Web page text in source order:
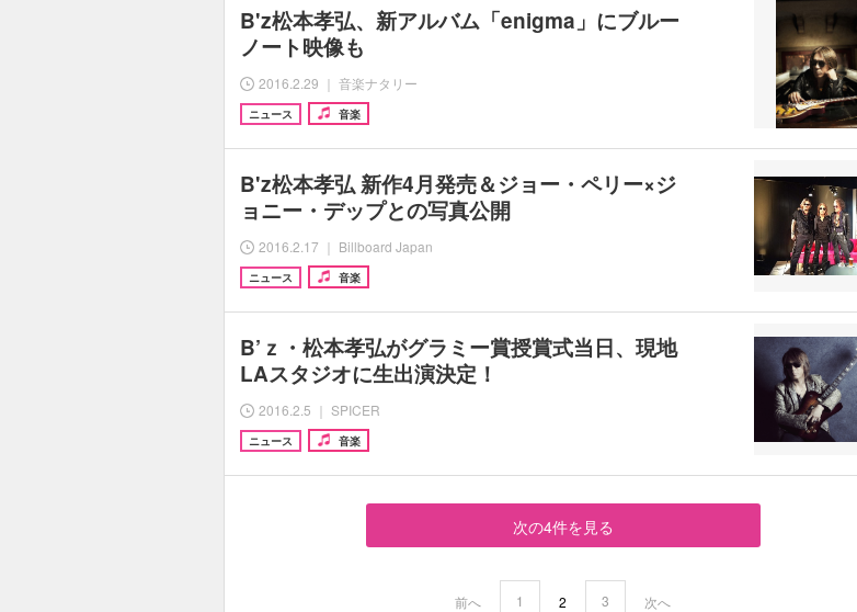
B'z松本孝弘、新アルバム「enigma」にブルー
ノート映像も
2016.2.29 ｜ 音楽ナタリー
ニュース 音楽
B'z松本孝弘 新作4月発売＆ジョー・ペリー×ジ
ョニー・デップとの写真公開
2016.2.17 ｜ Billboard Japan
ニュース 音楽
B’ｚ・松本孝弘がグラミー賞授賞式当日、現地
LAスタジオに生出演決定！
2016.2.5 ｜ SPICER
ニュース 音楽
次の4件を見る
前へ 1 2 3 次へ